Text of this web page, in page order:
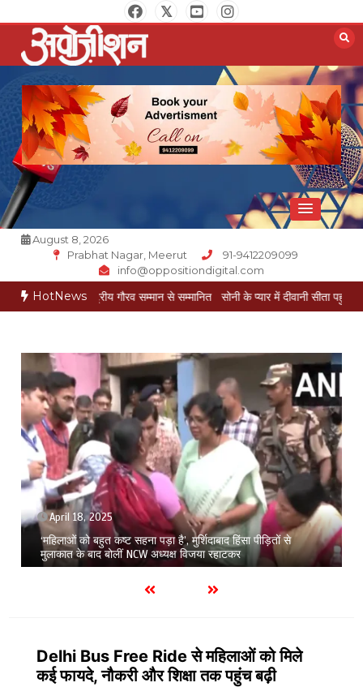
to
content
Opposition Digital
August 8, 2026
Prabhat Nagar, Meerut
91-9412209099
info@oppositiondigital.com
HotNews
राष्ट्रीय गौरव सम्मान से सम्मानित सोनी के प्यार में दीवानी सीता पहुंची मेरठ सोनी के
April 18, 2025
‘महिलाओं को बहुत कष्ट सहना पड़ा है’, मुर्शिदाबाद हिंसा पीड़ितों से
मुलाकात के बाद बोलीं NCW अध्यक्ष विजया रहाटकर
Delhi Bus Free Ride से महिलाओं को मिले
कई फायदे, नौकरी और शिक्षा तक पहुंच बढ़ी